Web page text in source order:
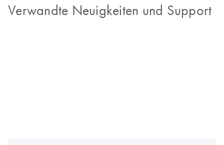
Verwandte Neuigkeiten und Support